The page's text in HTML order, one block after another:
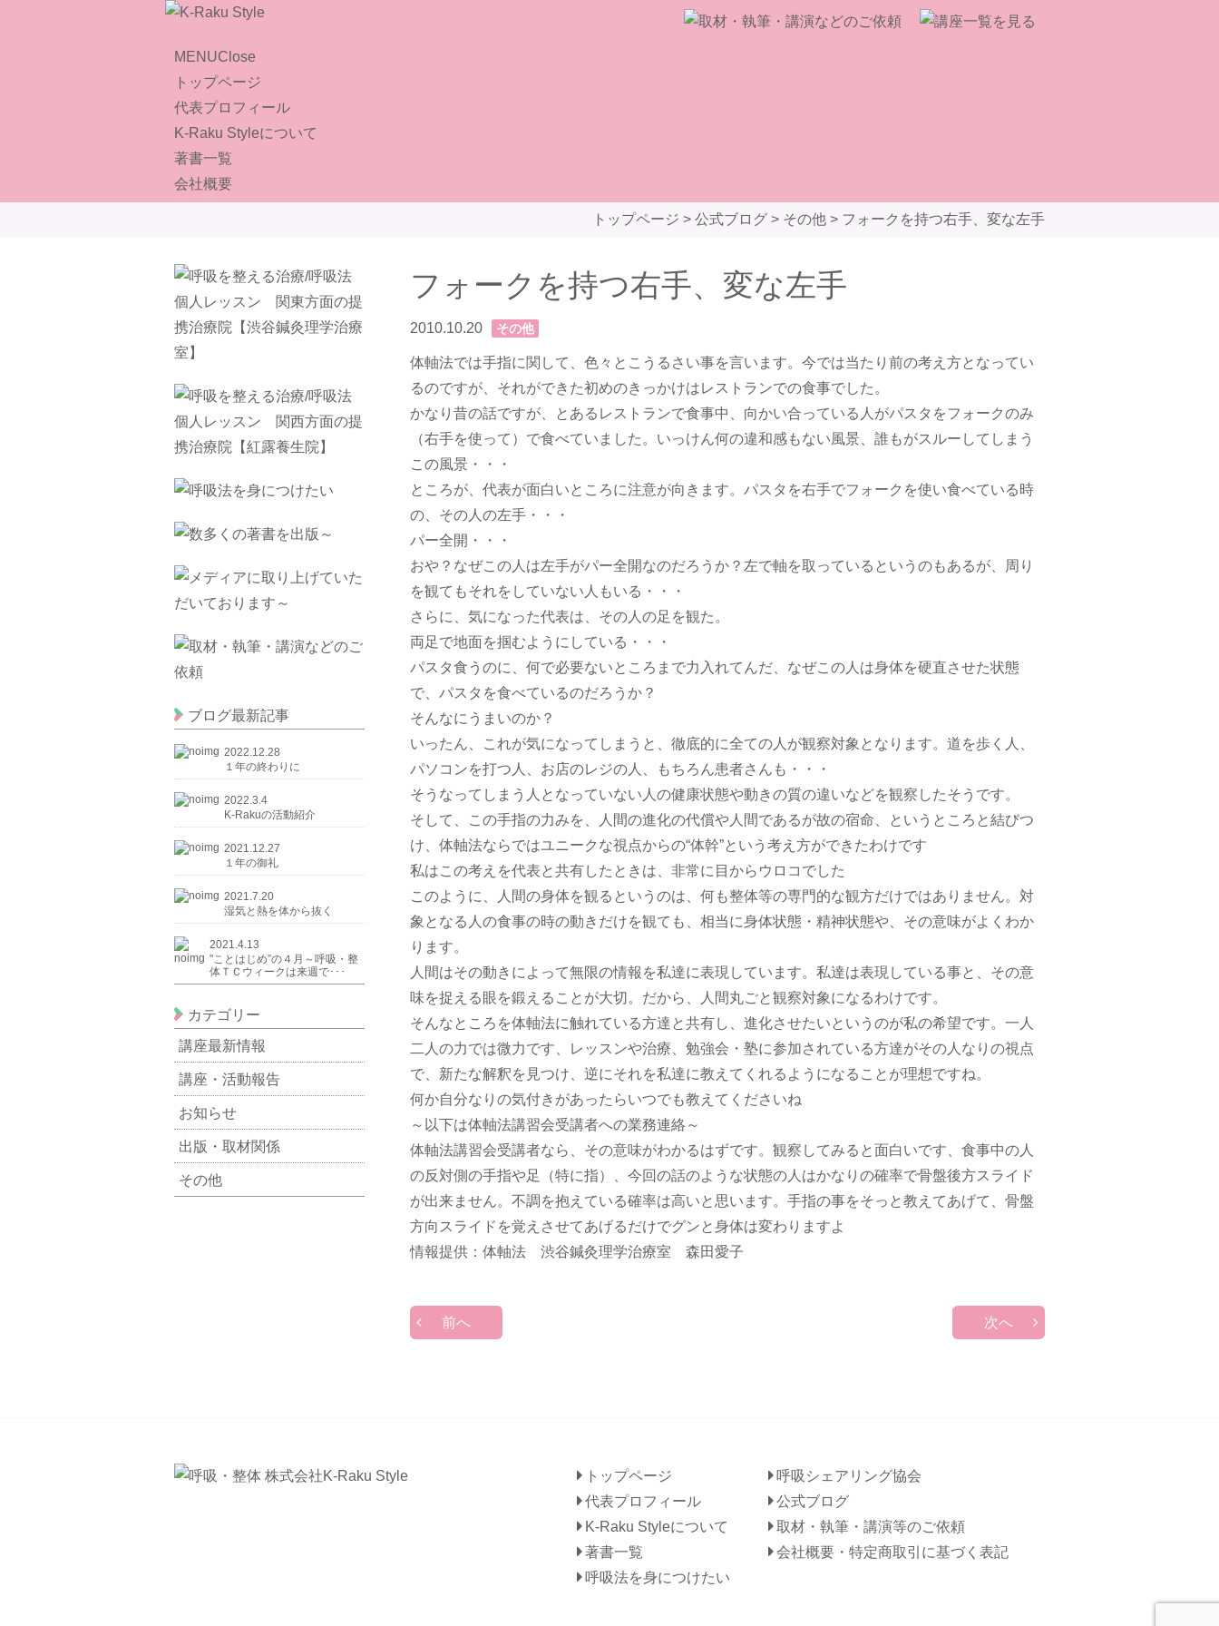
MENUClose
トップページ
代表プロフィール
K-Raku Styleについて
著書一覧
会社概要
トップページ > 公式ブログ > その他 > フォークを持つ右手、変な左手
フォークを持つ右手、変な左手
2010.10.20 その他
体軸法では手指に関して、色々とこうるさい事を言います。今では当たり前の考え方となってい
るのですが、それができた初めのきっかけはレストランでの食事でした。
かなり昔の話ですが、とあるレストランで食事中、向かい合っている人がパスタをフォークのみ
（右手を使って）で食べていました。いっけん何の違和感もない風景、誰もがスルーしてしまう
この風景・・・
ところが、代表が面白いところに注意が向きます。パスタを右手でフォークを使い食べている時
の、その人の左手・・・
パー全開・・・
おや？なぜこの人は左手がパー全開なのだろうか？左で軸を取っているというのもあるが、周り
を観てもそれをしていない人もいる・・・
さらに、気になった代表は、その人の足を観た。
両足で地面を掴むようにしている・・・
パスタ食うのに、何で必要ないところまで力入れてんだ、なぜこの人は身体を硬直させた状態
で、パスタを食べているのだろうか？
そんなにうまいのか？
いったん、これが気になってしまうと、徹底的に全ての人が観察対象となります。道を歩く人、
パソコンを打つ人、お店のレジの人、もちろん患者さんも・・・
そうなってしまう人となっていない人の健康状態や動きの質の違いなどを観察したそうです。
そして、この手指の力みを、人間の進化の代償や人間であるが故の宿命、というところと結びつ
け、体軸法ならではユニークな視点からの“体幹”という考え方ができたわけです
私はこの考えを代表と共有したときは、非常に目からウロコでした
このように、人間の身体を観るというのは、何も整体等の専門的な観方だけではありません。対
象となる人の食事の時の動きだけを観ても、相当に身体状態・精神状態や、その意味がよくわか
ります。
人間はその動きによって無限の情報を私達に表現しています。私達は表現している事と、その意
味を捉える眼を鍛えることが大切。だから、人間丸ごと観察対象になるわけです。
そんなところを体軸法に触れている方達と共有し、進化させたいというのが私の希望です。一人
二人の力では微力です、レッスンや治療、勉強会・塾に参加されている方達がその人なりの視点
で、新たな解釈を見つけ、逆にそれを私達に教えてくれるようになることが理想ですね。
何か自分なりの気付きがあったらいつでも教えてくださいね
～以下は体軸法講習会受講者への業務連絡～
体軸法講習会受講者なら、その意味がわかるはずです。観察してみると面白いです、食事中の人
の反対側の手指や足（特に指）、今回の話のような状態の人はかなりの確率で骨盤後方スライド
が出来ません。不調を抱えている確率は高いと思います。手指の事をそっと教えてあげて、骨盤
方向スライドを覚えさせてあげるだけでグンと身体は変わりますよ
情報提供：体軸法 渋谷鍼灸理学治療室 森田愛子
前へ 次へ
ブログ最新記事
2022.12.28
１年の終わりに
2022.3.4
K-Rakuの活動紹介
2021.12.27
１年の御礼
2021.7.20
湿気と熱を体から抜く
2021.4.13
"ことはじめ”の４月～呼吸・整
体ＴＣウィークは来週で･･･
カテゴリー
講座最新情報
講座・活動報告
お知らせ
出版・取材関係
その他
トップページ
代表プロフィール
K-Raku Styleについて
著書一覧
呼吸法を身につけたい
呼吸シェアリング協会
公式ブログ
取材・執筆・講演等のご依頼
会社概要・特定商取引に基づく表記